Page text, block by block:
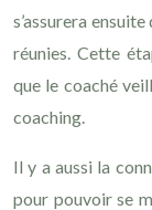
s’assurera
réunies. Cette
que le coaché
coaching.
Il y a aussi la
pour pouvoir se